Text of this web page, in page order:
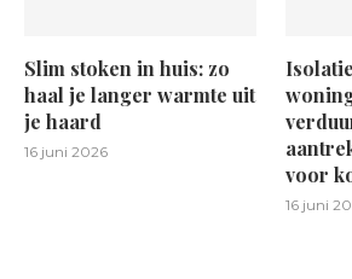
Slim stoken in huis: zo
haal je langer warmte uit
je haard
16 juni 2026
voor
16 juni